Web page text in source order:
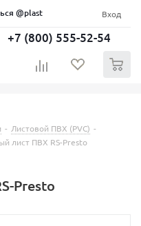
@plast Вход
+7 (800) 555-52-54
- Листовой ПВХ (PVC) -
лист ПВХ RS-Presto
Presto